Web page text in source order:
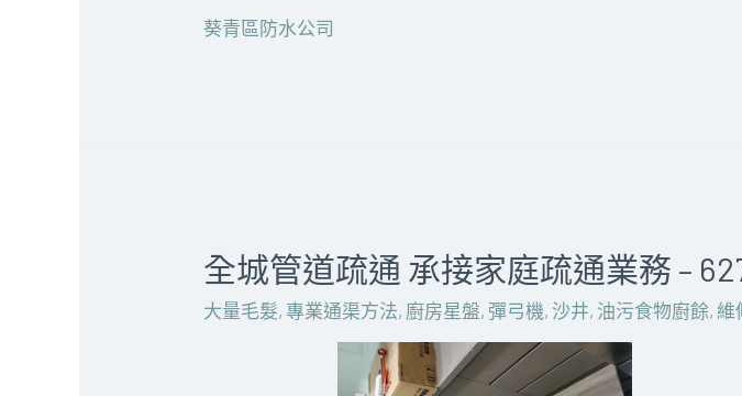
葵青區防水公司
全城管道疏通 承接家庭疏通業務 –
大量毛髮,專業通渠方法, 廚房星盤, 彈弓機, 沙井, 油污食物廚餘, 維